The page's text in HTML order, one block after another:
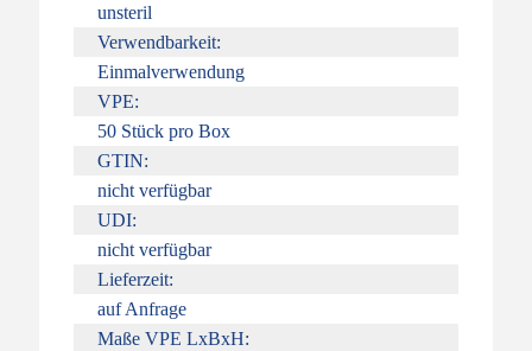
unsteril
Verwendbarkeit:
Einmalverwendung
VPE:
50 Stück pro Box
GTIN:
nicht verfügbar
UDI:
nicht verfügbar
Lieferzeit:
auf Anfrage
Maße VPE LxBxH: